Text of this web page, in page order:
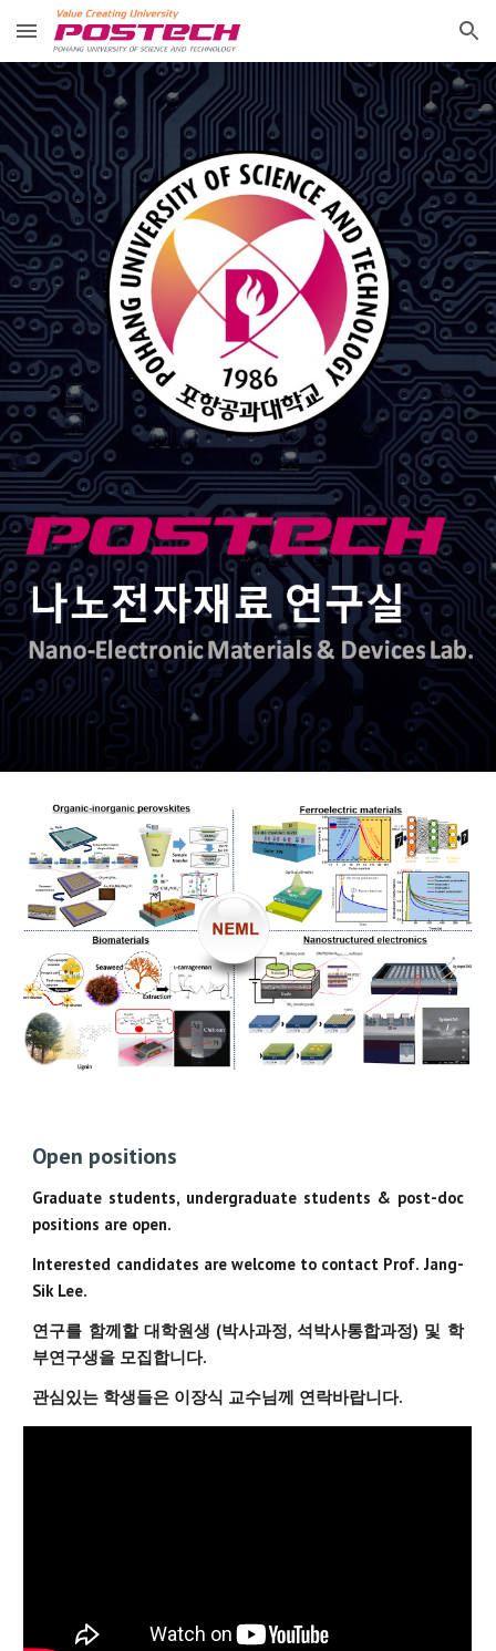
Skip to main content Skip to navigation
Open positions
Graduate students, undergraduate students & post-doc
positions are open.
Interested candidates are welcome to contact Prof. Jang-
Sik Lee.
연구를 함께할 대학원생 (박사과정, 석박사통합과정) 및 학
부연구생을 모집합니다.
관심있는 학생들은 이장식 교수님께 연락바랍니다.